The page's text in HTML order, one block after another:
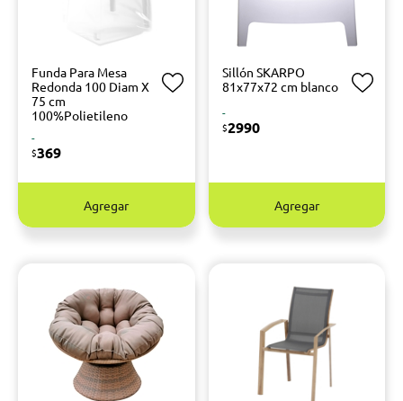
Funda Para Mesa
Redonda 100 Diam X
75 cm
100%Polietileno
-
$369
Agregar
Sillón SKARPO
81x77x72 cm blanco
-
$2990
Agregar